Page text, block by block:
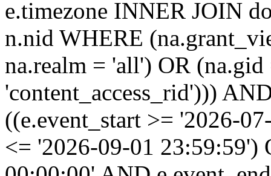
e.timezone INNER JOIN
n.nid WHERE
na.realm = 'all') OR
'content_access_rid')))
((e.event_start >= '2026-
<= '2026-09-01 23:59:59')